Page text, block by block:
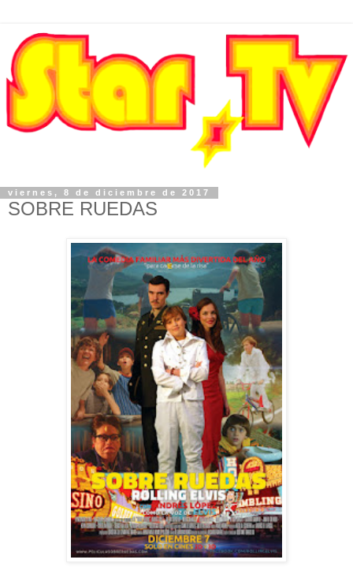
viernes, 8 de diciembre de 2017
SOBRE RUEDAS